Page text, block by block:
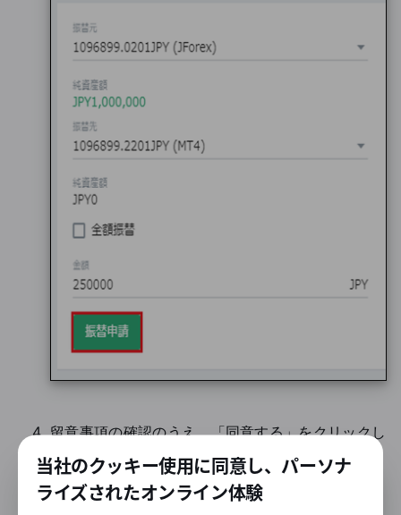
留意事項の確認のうえ、「同意する」をクリックし
ます。
当社のクッキー使用に同意し、パーソナ
ライズされたオンライン体験